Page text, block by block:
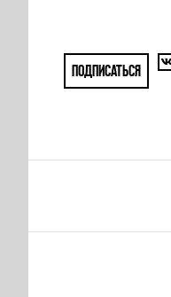
ПОДПИСАТЬСЯ